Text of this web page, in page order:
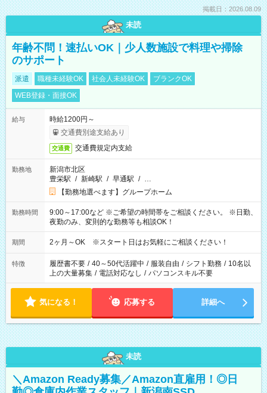
掲載日：2026.08.09
未読
年齢不問！速払いOK｜少人数施設で料理や掃除
のサポート
派遣 職種未経験OK 社会人未経験OK
ブランクOK
WEB登録・面接OK
給与
時給1200円～
交通費別途支給あり
交通費 交通費規定内支給
勤務地
新潟市北区
豊栄駅 / 新崎駅 / 早通駅 / …
【勤務地選べます】グループホーム
勤務時間
9:00～17:00など ※ご希望の時間帯をご相談ください。 ※日勤、
夜勤のみ、変則的な勤務等も相談OK！
期間 2ヶ月～OK ※スタート日はお気軽にご相談ください！
特徴 履歴書不要 / 40～50代活躍中 / 服装自由 / シフト勤務 / 10名以
上の大量募集 / 電話対応なし / パソコンスキル不要
気になる！ 応募する 詳細へ
未読
＼Amazon Ready募集／Amazon直雇用！◎日